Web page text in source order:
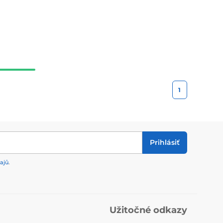
1
Prihlásiť
.
Užitočné odkazy